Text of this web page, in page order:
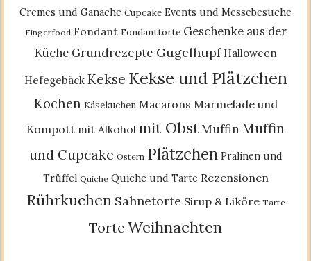
Cremes und Ganache Cupcake Events und Messebesuche
Fingerfood Fondant Fondanttorte Geschenke aus der
Küche Grundrezepte Gugelhupf Halloween
Hefegebäck Kekse Kekse und Plätzchen
Kochen Käsekuchen Macarons Marmelade und
Kompott mit Alkohol mit ObstMuffin Muffin
und Cupcake Ostern Plätzchen Pralinen und
Trüffel Quiche Quiche und Tarte Rezensionen
Rührkuchen Sahnetorte Sirup & Liköre Tarte
Torte Weihnachten